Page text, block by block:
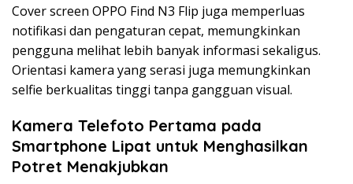
Cover screen OPPO Find N3 Flip juga memperluas
notifikasi dan pengaturan cepat, memungkinkan
pengguna melihat lebih banyak informasi sekaligus.
Orientasi kamera yang serasi juga memungkinkan
selfie berkualitas tinggi tanpa gangguan visual.
Kamera Telefoto Pertama pada
Smartphone Lipat untuk Menghasilkan
Potret Menakjubkan